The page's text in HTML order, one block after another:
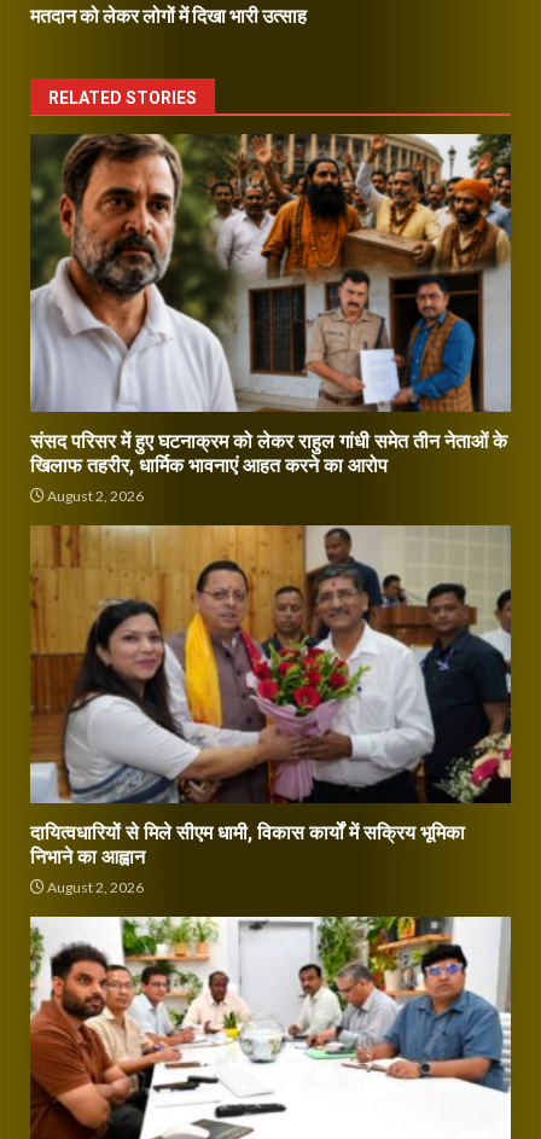
मतदान को लेकर लोगों में दिखा भारी उत्साह
RELATED STORIES
संसद परिसर में हुए घटनाक्रम को लेकर राहुल गांधी समेत तीन नेताओं के
खिलाफ तहरीर, धार्मिक भावनाएं आहत करने का आरोप
August 2, 2026
दायित्वधारियों से मिले सीएम धामी, विकास कार्यों में सक्रिय भूमिका
निभाने का आह्वान
August 2, 2026